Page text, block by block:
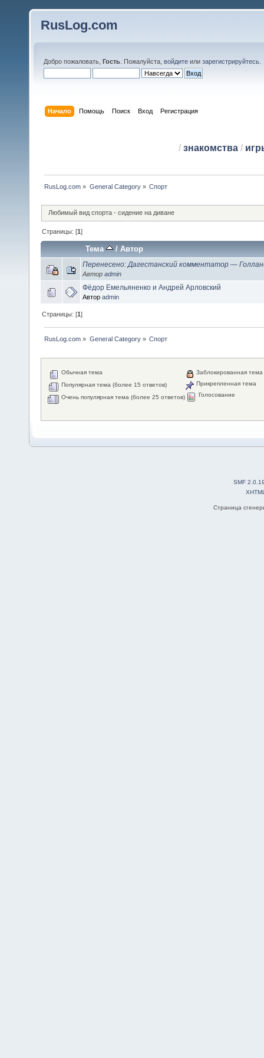
RusLog.com
Добро пожаловать, Гость . Пожалуйста, войдите или зарегистрируйтесь
Начало Помощь Поиск Вход Регистрация
/ знакомства/
RusLog.com » General Category» Спорт
Любимый вид спорта - сидение на диване
Страницы: [1]
Тема /Автор
Перенесено: Дагестанский комментатор —
Автор admin
Фёдор Емельяненко и Андрей Арловский
Автор admin
Страницы: [1]
RusLog.com » General Category» Спорт
Обычная тема
Популярная тема (более 15 ответов)
Очень популярная тема (более 25 ответов)
Заблокированная тема
Прикрепленная тема
Голосование
SMF
Страница